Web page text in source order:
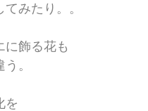
みたり。。
に飾る花も
。
を